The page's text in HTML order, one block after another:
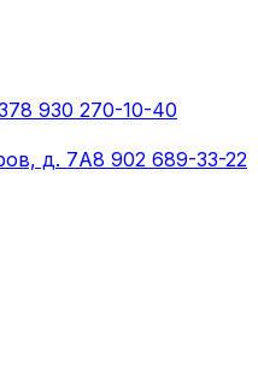
8 930 270-10-40
д. 7А8 902 689-33-22